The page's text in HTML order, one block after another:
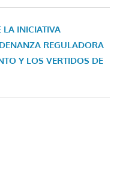
LA INICIATIVA
REGULADORA
Y LOS VERTIDOS DE